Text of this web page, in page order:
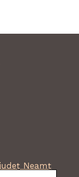
Neamț